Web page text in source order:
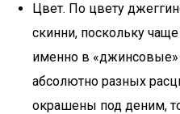
Цвет. По цвету
скинни, поскольку
именно в «джинсовые»
абсолютно разных
окрашены под деним, то